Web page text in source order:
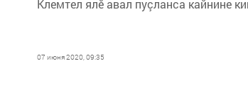
Клемтел ялӗ авал пуçланса кайнине
07 июня 2020, 09:35